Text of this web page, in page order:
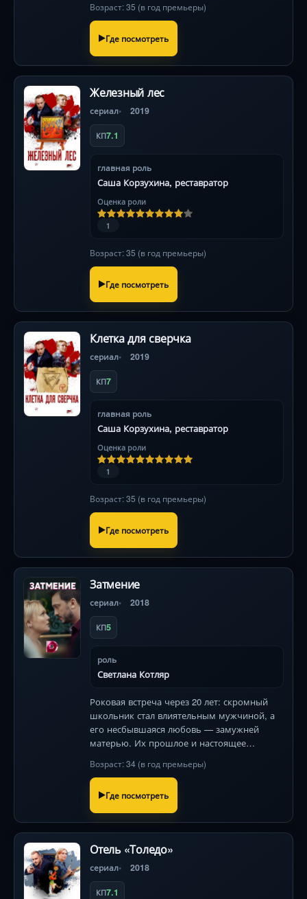
Возраст: 35 (в год премьеры)
Где посмотреть
Железный лес
сериал 2019
КП7.1
главная роль
Саша Корзухина, реставратор
Оценка роли
1
Возраст: 35 (в год премьеры)
Где посмотреть
Клетка для сверчка
сериал 2019
КП7
главная роль
Саша Корзухина, реставратор
Оценка роли
1
Возраст: 35 (в год премьеры)
Где посмотреть
Затмение
сериал 2018
КП5
роль
Светлана Котляр
Роковая встреча через 20 лет: скромный
школьник стал влиятельным мужчиной, а
его несбывшаяся любовь — замужней
матерью. Их прошлое и настоящее
страстей и скрытых угроз.
Возраст: 34 (в год премьеры)
Где посмотреть
Отель «Толедо»
сериал 2018
КП7.1